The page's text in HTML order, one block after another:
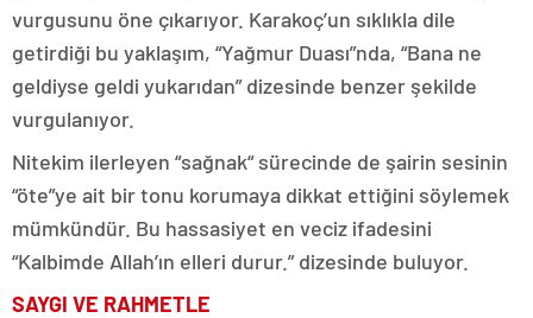
vurgusunu öne çıkarıyor. Karakoç’un sıklıkla dile
getirdiği bu yaklaşım, “Yağmur Duası”nda, “Bana ne
geldiyse geldi yukarıdan” dizesinde benzer şekilde
vurgulanıyor.
Nitekim ilerleyen “sağnak“ sürecinde de şairin sesinin
“öte”ye ait bir tonu korumaya dikkat ettiğini söylemek
mümkündür. Bu hassasiyet en veciz ifadesini
“Kalbimde Allah’ın elleri durur.” dizesinde buluyor.
SAYGI VE RAHMETLE